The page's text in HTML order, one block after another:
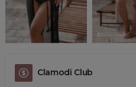
Clamodi Club